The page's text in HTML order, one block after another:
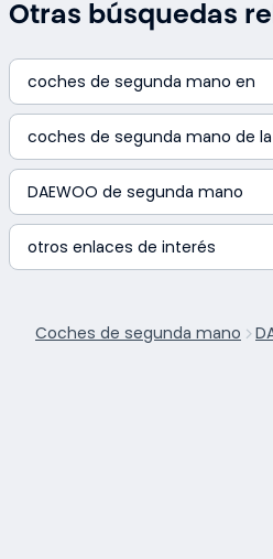
Otras búsquedas
coches de segunda mano en
coches de segunda mano de
DAEWOO de segunda mano
otros enlaces de interés
Coches de segunda mano